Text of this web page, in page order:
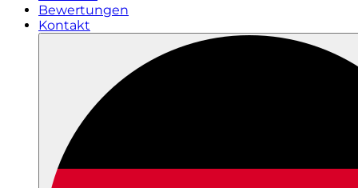
Bewertungen
Kontakt